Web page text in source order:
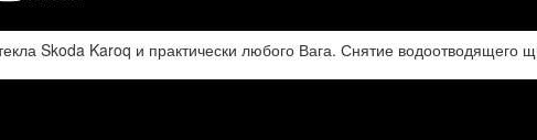
Skoda Karoq и практически любого Вага. Снятие водоотводящего